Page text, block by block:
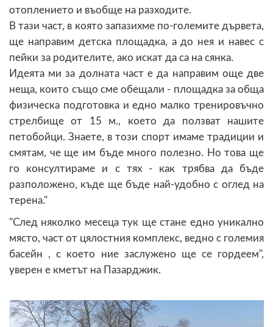
отоплението и въобще на разходите.
В тази част, в която запазихме по-големите дървета,
ще направим детска площадка, а до нея и навес с
пейки за родителите, ако искат да са на сянка.
Идеята ми за долната част е да направим още две
неща, които също сме обещали - площадка за обща
физическа подготовка и едно малко тренировъчно
стрелбище от 15 м., което да ползват нашите
петобойци. Знаете, в този спорт имаме традиции и
смятам, че ще им бъде много полезно. Но това ще
го консултираме и с тях - как трябва да бъде
разположено, къде ще бъде най-удобно с оглед на
терена."
"След няколко месеца тук ще стане едно уникално
място, част от цялостния комплекс, ведно с големия
басейн , с което ние заслужено ще се гордеем",
уверен е кметът на Пазарджик.